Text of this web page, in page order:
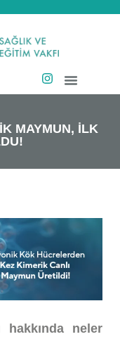
MAYMUN, İLK
neler